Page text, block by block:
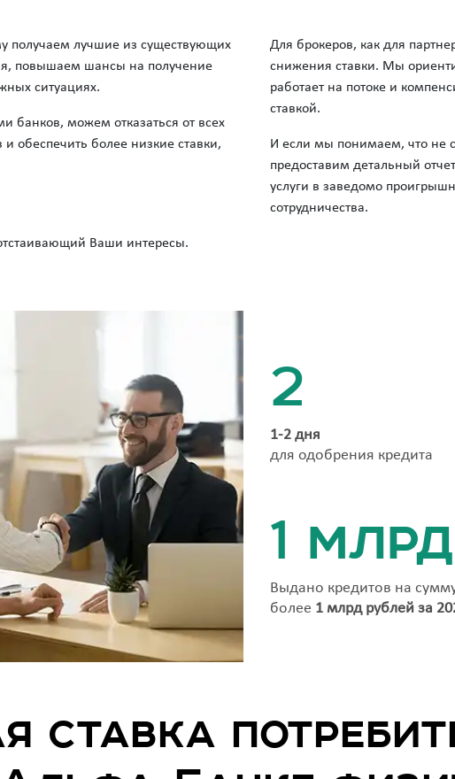
получаем лучшие из существующих
повышаем шансы на получение
ситуациях.
можем отказаться от всех
обеспечить более низкие ставки,
Для брокеров, как для
снижения ставки. Мы
работает на потоке и
ставкой.
И если мы понимаем, что не
предоставим детальный
услуги в заведомо
сотрудничества.
Ваши интересы.
2
1-2 дня
для одобрения кредита
1 млрд
Выдано кредитов на
более 1 млрд рублей за
ставка